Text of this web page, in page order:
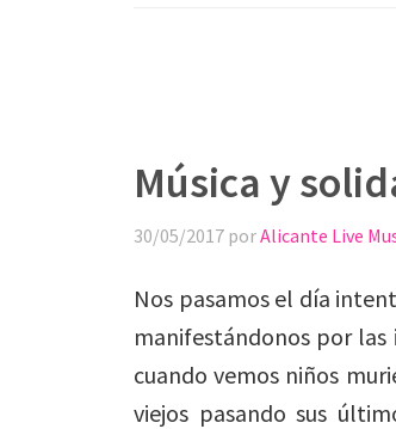
Música y
30/05/2017 porAlicante Live
Nos pasamos el día
manifestándonos por las
cuando vemos niños
viejos pasando sus